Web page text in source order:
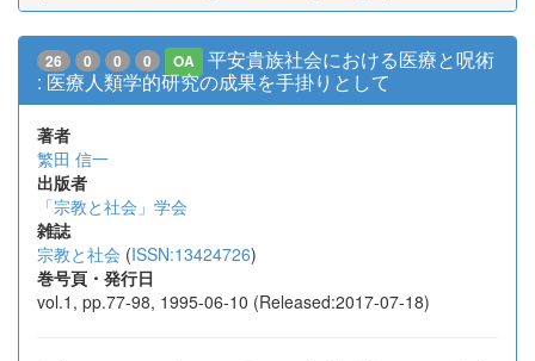
26 0 0 0 OA
平安貴族社会における医療と呪術
: 医療人類学的研究の成果を手掛りとして
著者
繁田 信一
出版者
「宗教と社会」学会
雑誌
宗教と社会 (ISSN:13424726)
巻号頁・発行日
vol.1, pp.77-98, 1995-06-10 (Released:2017-07-18)